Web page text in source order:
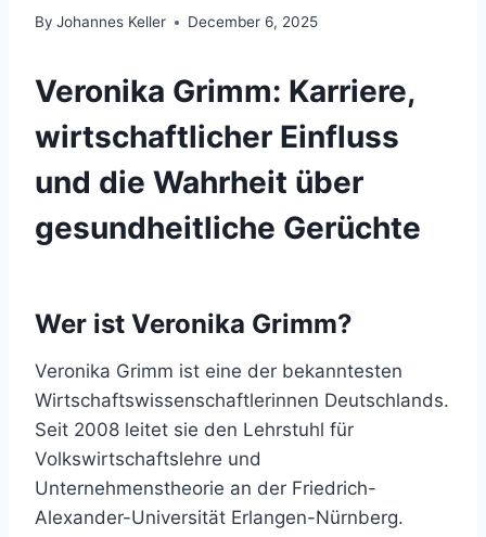
By Johannes Keller December 6, 2025
Veronika Grimm: Karriere,
wirtschaftlicher Einfluss
und die Wahrheit über
gesundheitliche Gerüchte
Wer ist Veronika Grimm?
Veronika Grimm ist eine der bekanntesten
Wirtschaftswissenschaftlerinnen Deutschlands.
Seit 2008 leitet sie den Lehrstuhl für
Volkswirtschaftslehre und
Unternehmenstheorie an der Friedrich-
Alexander-Universität Erlangen-Nürnberg.